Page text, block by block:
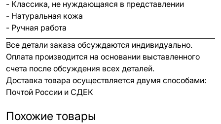
- Классика, не нуждающаяся в представлении
- Натуральная кожа
- Ручная работа
Все детали заказа обсуждаются индивидуально.
Оплата производится на основании выставленного
счета после обсуждения всех деталей.
Доставка товара осуществляется двумя способами:
Почтой России и СДЕК
Похожие товары